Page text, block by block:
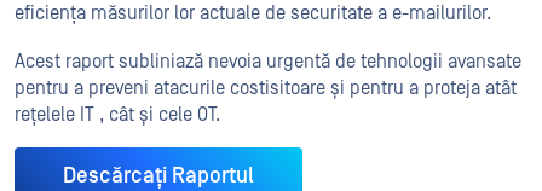
eficiența măsurilor lor actuale de securitate a e-mailurilor.
Acest raport subliniază nevoia urgentă de tehnologii avansate
pentru a preveni atacurile costisitoare și pentru a proteja atât
rețelele IT , cât și cele OT.
Descărcați Raportul